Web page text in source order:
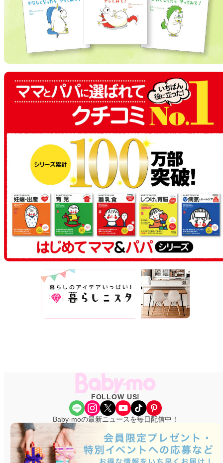
FOLLOW US!
Share Icon Instagram X YouTube TikTok Pinterest
Baby-moの最新ニュースを毎日配信中！